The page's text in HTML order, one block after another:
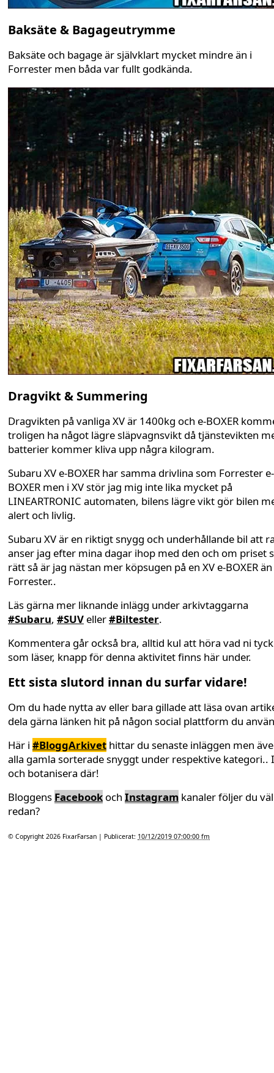
Baksäte & Bagageutrymme
Baksäte och bagage är självklart mycket mindre än i
Forrester men båda var fullt godkända.
Dragvikt & Summering
Dragvikten på vanliga XV är 1400kg och e-BOXER
troligen ha något lägre släpvagnsvikt då tjänstevikten
batterier kommer kliva upp några kilogram.
Subaru XV e-BOXER har samma drivlina som Forrester e-
BOXER men i XV stör jag mig inte lika mycket på
LINEARTRONIC automaten, bilens lägre vikt gör bilen
alert och livlig.
Subaru XV är en riktigt snygg och underhållande bil att
anser jag efter mina dagar ihop med den och om priset
rätt så är jag nästan mer köpsugen på en XV e-BOXER
Forrester..
Läs gärna mer liknande inlägg under arkivtaggarna
#Subaru, #SUV eller#Biltester.
Kommentera går också bra, alltid kul att höra vad ni
som läser, knapp för denna aktivitet finns här under.
Ett sista slutord innan du surfar vidare!
Om du hade nytta av eller bara gillade att läsa ovan
dela gärna länken hit på någon social plattform du
Här i #BloggArkivet hittar du senaste inläggen men
alla gamla sorterade snyggt under respektive kategori..
och botanisera där!
Bloggens Facebookoch Instagram kanaler följer du väl
redan?
© Copyright 2026 FixarFarsan | Publicerat: 10/12/2019 07:00:00 fm